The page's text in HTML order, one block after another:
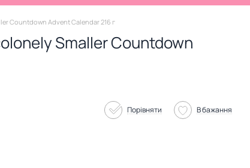
Countdown Advent Calendar 216 г
Smaller Countdown
Порівняти В бажання